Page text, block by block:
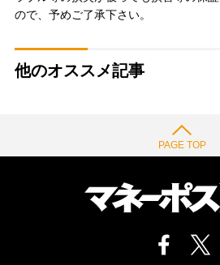
ので、予めご了承下さい。
他のオススメ記事
PAGE TOP